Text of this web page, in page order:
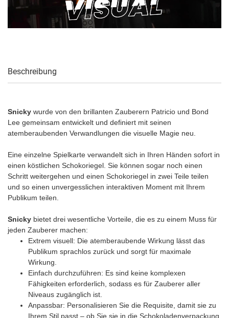
Beschreibung
Snicky wurde von den brillanten Zauberern Patricio und Bond
Lee gemeinsam entwickelt und definiert mit seinen
atemberaubenden Verwandlungen die visuelle Magie neu.
Eine einzelne Spielkarte verwandelt sich in Ihren Händen sofort in
einen köstlichen Schokoriegel. Sie können sogar noch einen
Schritt weitergehen und einen Schokoriegel in zwei Teile teilen
und so einen unvergesslichen interaktiven Moment mit Ihrem
Publikum teilen.
Snicky bietet drei wesentliche Vorteile, die es zu einem Muss für
jeden Zauberer machen:
Extrem visuell: Die atemberaubende Wirkung lässt das
Publikum sprachlos zurück und sorgt für maximale
Wirkung.
Einfach durchzuführen: Es sind keine komplexen
Fähigkeiten erforderlich, sodass es für Zauberer aller
Niveaus zugänglich ist.
Anpassbar: Personalisieren Sie die Requisite, damit sie zu
Ihrem Stil passt – ob Sie sie in die Schokoladenverpackung